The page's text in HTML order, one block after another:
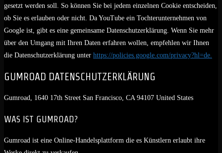
gesetzt werden soll. So können Sie bei jedem einzelnen Cookie entscheiden,
ob Sie es erlauben oder nicht. Da YouTube ein Tochterunternehmen von
Google ist, gibt es eine gemeinsame Datenschutzerklärung. Wenn Sie mehr
über den Umgang mit Ihren Daten erfahren wollen, empfehlen wir Ihnen
die Datenschutzerklärung unter https://policies.google.com/privacy?hl=de.
GUMROAD DATENSCHUTZERKLÄRUNG
Gumroad, 1640 17th Street San Francisco, CA 94107 United States
WAS IST GUMROAD?
Gumroad ist eine Online-Handelsplattform die es Künstlern erlaubt ihre